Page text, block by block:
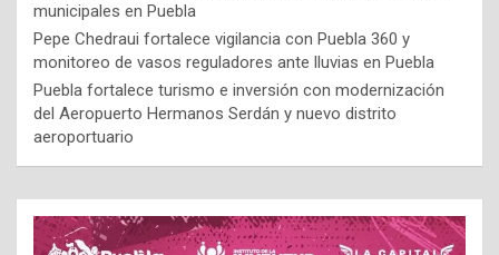
municipales en Puebla
Pepe Chedraui fortalece vigilancia con Puebla 360 y
monitoreo de vasos reguladores ante lluvias en Puebla
Puebla fortalece turismo e inversión con modernización
del Aeropuerto Hermanos Serdán y nuevo distrito
aeroportuario